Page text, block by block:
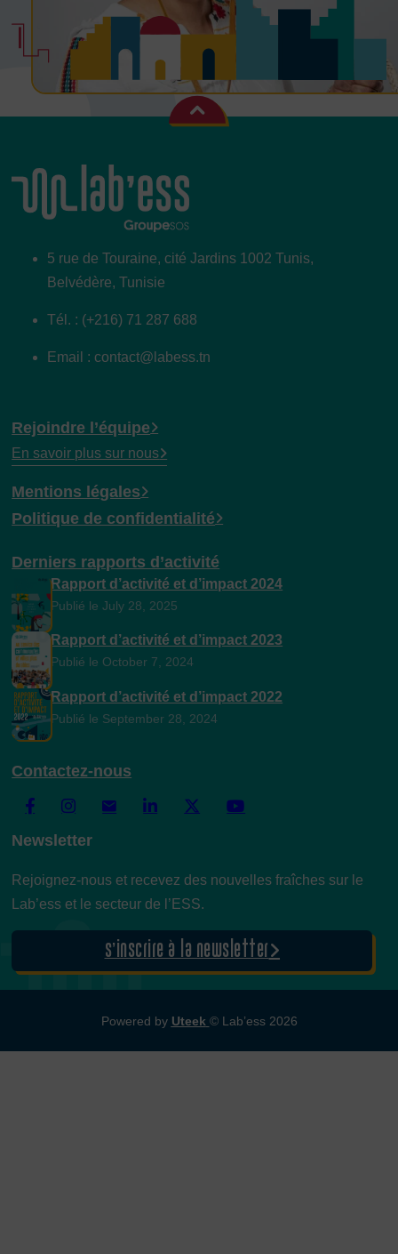
5 rue de Touraine, cité Jardins 1002 Tunis,
Belvédère, Tunisie
Tél. : (+216) 71 287 688
Email : contact@labess.tn
Rejoindre l’équipe
En savoir plus sur nous
Mentions légales
Politique de confidentialité
Derniers rapports d’activité
Rapport d’activité et d’impact 2024
Publié le July 28, 2025
Rapport d’activité et d’impact 2023
Publié le October 7, 2024
Rapport d’activité et d’impact 2022
Publié le September 28, 2024
Contactez-nous
Newsletter
Rejoignez-nous et recevez des nouvelles fraîches sur le
Lab’ess et le secteur de l’ESS.
S’inscrire à la newsletter
Powered by Uteek © Lab’ess 2026